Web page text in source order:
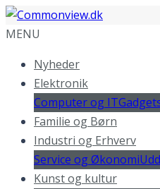
MENU
Nyheder
Elektronik
Computer og IT
Familie og Børn
Industri og Erhverv
Service og Økonomi
Kunst og kultur